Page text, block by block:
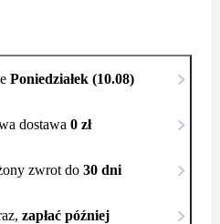
Poniedziałek (10.08)
dostawa 0 zł
zwrot do 30 dni
zapłać później